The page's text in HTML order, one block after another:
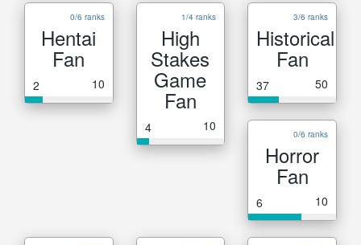
0/6 ranks
Hentai
Fan
2 10
1/4 ranks
High
Stakes
Game
Fan
4 10
3/6 ranks
Historical
Fan
37 50
0/6 ranks
Horror
Fan
6 10